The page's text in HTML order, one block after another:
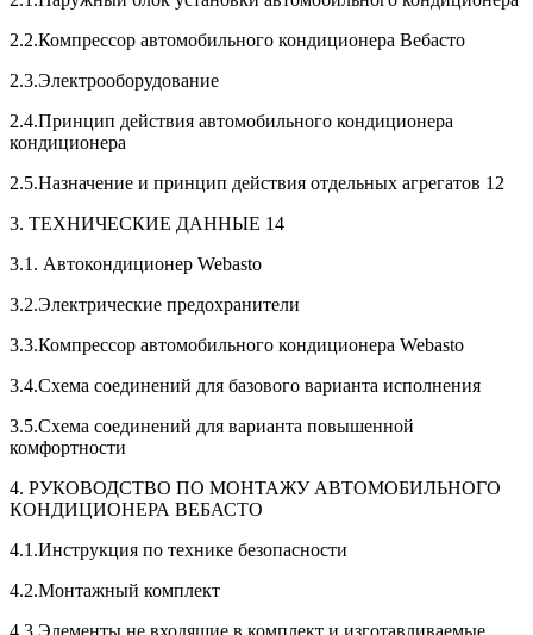
2.2.Компрессор автомобильного кондиционера Вебасто
2.3.Электрооборудование
2.4.Принцип действия автомобильного кондиционера
кондиционера
2.5.Назначение и принцип действия отдельных агрегатов 12
3. ТЕХНИЧЕСКИЕ ДАННЫЕ 14
3.1. Автокондиционер Webasto
3.2.Электрические предохранители
3.3.Компрессор автомобильного кондиционера Webasto
3.4.Схема соединений для базового варианта исполнения
3.5.Схема соединений для варианта повышенной
комфортности
4. РУКОВОДСТВО ПО МОНТАЖУ АВТОМОБИЛЬНОГО
КОНДИЦИОНЕРА ВЕБАСТО
4.1.Инструкция по технике безопасности
4.2.Монтажный комплект
4.3.Элементы,не входящие в комплект и изготавливаемые